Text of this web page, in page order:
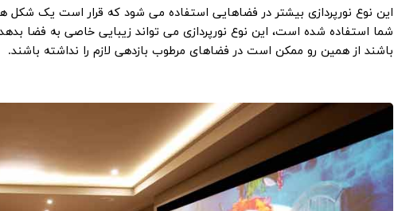
این نوع نورپردازی بیشتر در فضاهایی استفاده می شود که قرار است یک
شما استفاده شده است، این نوع نورپردازی می تواند زیبایی خاصی به فضا
باشند از همین رو ممکن است در فضاهای مرطوب بازدهی لازم را نداشته باشند.